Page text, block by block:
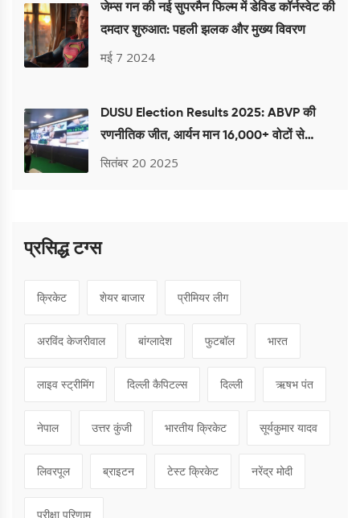
जेम्स गन की नई सुपरमैन फिल्म में डेविड कॉर्नस्वेट की
दमदार शुरुआत: पहली झलक और मुख्य विवरण
मई 7 2024
DUSU Election Results 2025: ABVP की
रणनीतिक जीत, आर्यन मान 16,000+ वोटों से
अध्यक्ष
सितंबर 20 2025
प्रसिद्ध टग्स
क्रिकेट शेयर बाजार प्रीमियर लीग
अरविंद केजरीवाल बांग्लादेश फुटबॉल भारत
लाइव स्ट्रीमिंग दिल्ली कैपिटल्स दिल्ली ऋषभ पंत
नेपाल उत्तर कुंजी भारतीय क्रिकेट सूर्यकुमार यादव
लिवरपूल ब्राइटन टेस्ट क्रिकेट नरेंद्र मोदी
परीक्षा परिणाम